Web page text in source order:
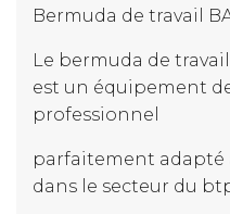
Bermuda de travail
Le bermuda de
est un équipement
professionnel
parfaitement adapté
dans le secteur du